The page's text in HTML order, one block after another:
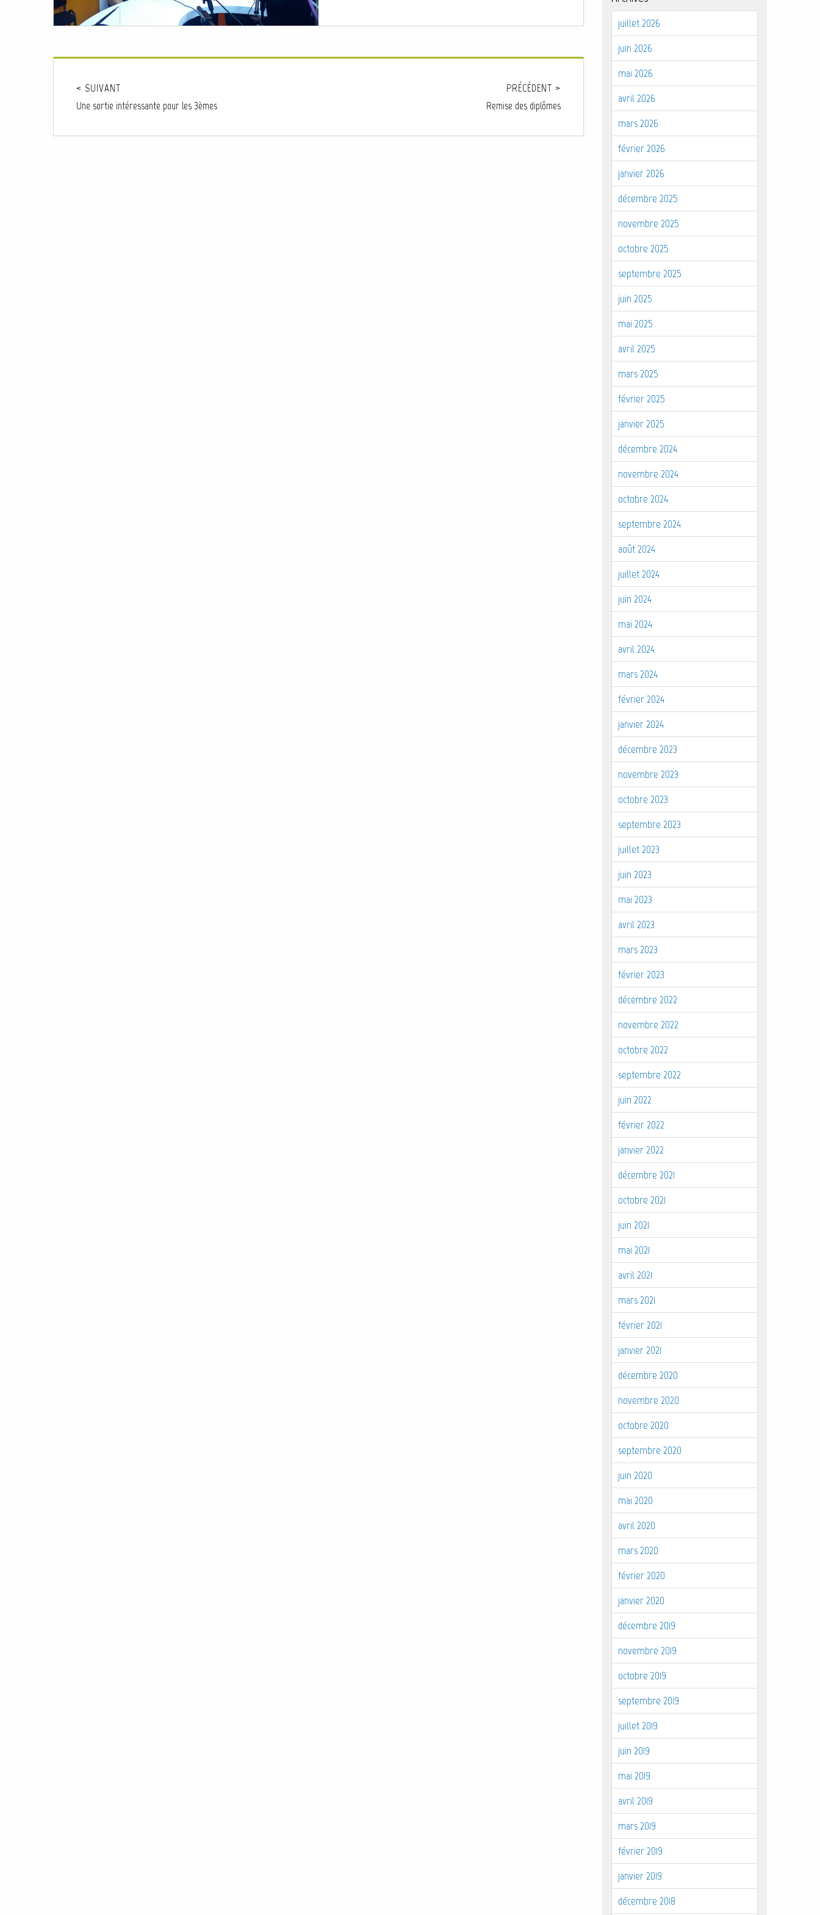
< SUIVANT
Une sortie intéressante pour les 3èmes
PRÉCÉDENT >
Remise des diplômes
juillet 2026
juin 2026
mai 2026
avril 2026
mars 2026
février 2026
janvier 2026
décembre 2025
novembre 2025
octobre 2025
septembre 2025
juin 2025
mai 2025
avril 2025
mars 2025
février 2025
janvier 2025
décembre 2024
novembre 2024
octobre 2024
septembre 2024
août 2024
juillet 2024
juin 2024
mai 2024
avril 2024
mars 2024
février 2024
janvier 2024
décembre 2023
novembre 2023
octobre 2023
septembre 2023
juillet 2023
juin 2023
mai 2023
avril 2023
mars 2023
février 2023
décembre 2022
novembre 2022
octobre 2022
septembre 2022
juin 2022
février 2022
janvier 2022
décembre 2021
octobre 2021
juin 2021
mai 2021
avril 2021
mars 2021
février 2021
janvier 2021
décembre 2020
novembre 2020
octobre 2020
septembre 2020
juin 2020
mai 2020
avril 2020
mars 2020
février 2020
janvier 2020
décembre 2019
novembre 2019
octobre 2019
septembre 2019
juillet 2019
juin 2019
mai 2019
avril 2019
mars 2019
février 2019
janvier 2019
décembre 2018